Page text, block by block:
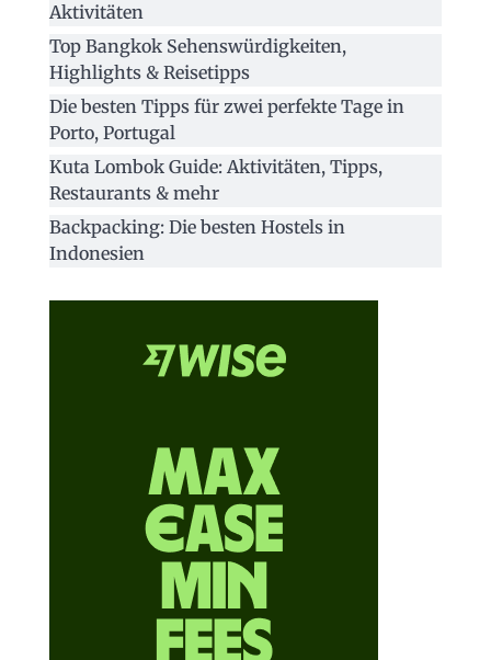
Aktivitäten
Top Bangkok Sehenswürdigkeiten,
Highlights & Reisetipps
Die besten Tipps für zwei perfekte Tage in
Porto, Portugal
Kuta Lombok Guide: Aktivitäten, Tipps,
Restaurants & mehr
Backpacking: Die besten Hostels in
Indonesien